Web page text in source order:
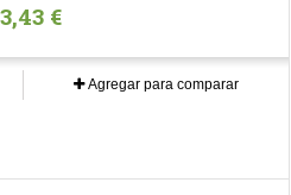
€
Agregar para comparar